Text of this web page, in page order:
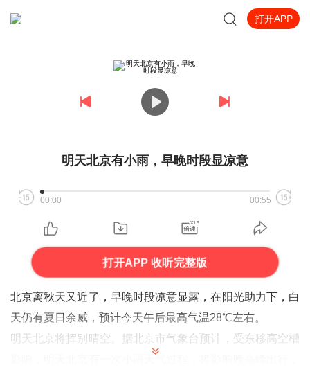
打开APP
明天北京有小雨，早晚时段显凉意
00:00 00:55
打开APP 收听完整版
北京离秋天又近了，早晚时段凉意显露，在阳光助力下，白
天仍有夏日余威，预计今天午后最高气温28℃左右。
明天北京将挥别晴空。据北京市气象台预计，受东移高空槽